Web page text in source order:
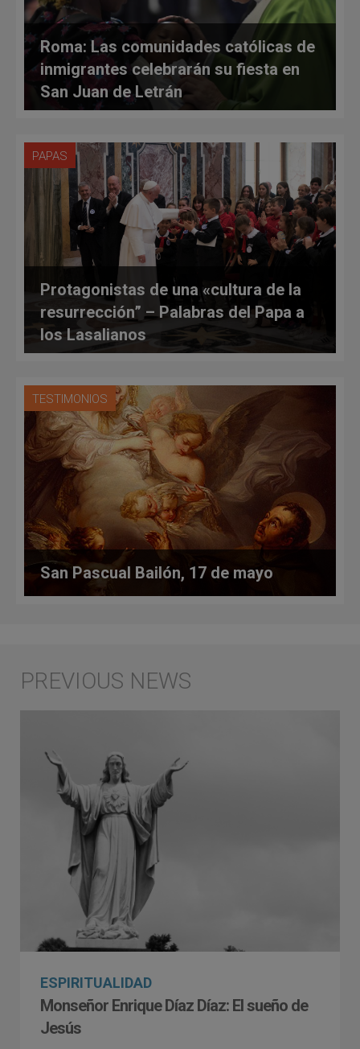
Roma: Las comunidades católicas de
inmigrantes celebrarán su fiesta en
San Juan de Letrán
PAPAS
Protagonistas de una «cultura de la
resurrección” – Palabras del Papa a
los Lasalianos
TESTIMONIOS
San Pascual Bailón, 17 de mayo
ESPIRITUALIDAD
Monseñor Enrique Díaz Díaz: El sueño de
Jesús